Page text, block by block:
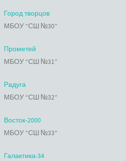
Город творцов
МБОУ “СШ №30”
Прометей
МБОУ “СШ №31”
Радуга
МБОУ “СШ №32”
Восток-2000
МБОУ “СШ №33”
Галактика-34